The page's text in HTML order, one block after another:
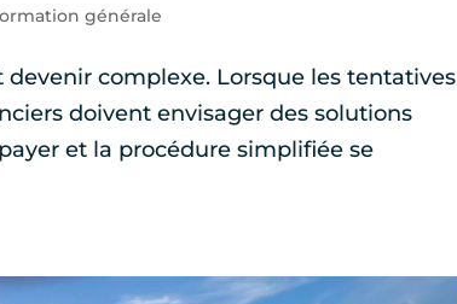
générale
complexe. Lorsque les tentatives
doivent envisager des solutions
et la procédure simplifiée se